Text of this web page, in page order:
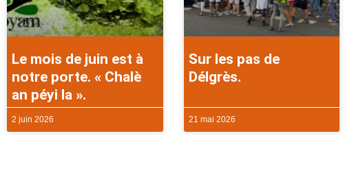
Le mois de juin est à
notre porte. « Chalè
an péyi la ».
2 juin 2026
Sur les pas de
Délgrès.
21 mai 2026